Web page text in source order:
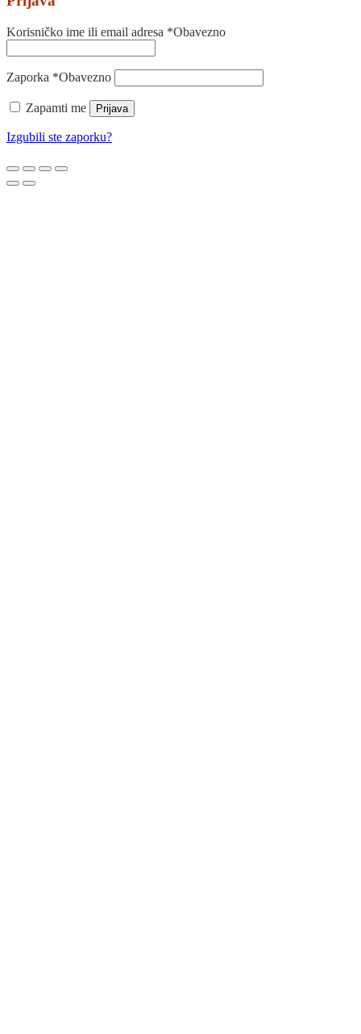
Korisničko ime ili email adresa *Obavezno
Zaporka *Obavezno
Zapamti me Prijava
Izgubili ste zaporku?